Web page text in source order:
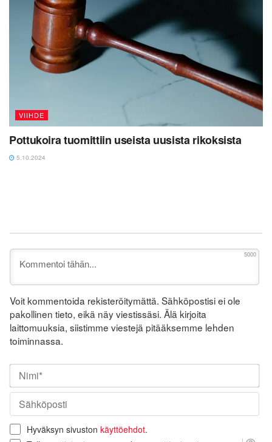
VIIHDE
Pottukoira tuomittiin useista uusista rikoksista
5.10.2024
5000
Voit kommentoida rekisteröitymättä. Sähköpostisi ei ole
pakollinen tieto, eikä näy viestissäsi. Älä kirjoita
laittomuuksia, siistimme viestejä pitääksemme lehden
toiminnassa.
Hyväksyn sivuston käyttöehdot.